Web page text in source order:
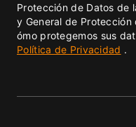
Protección de Datos de
y General de Protección
ómo protegemos sus
Política de Privacidad .